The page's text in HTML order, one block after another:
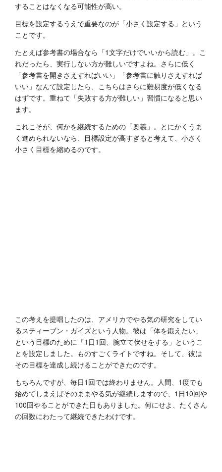
することはなくなる可能性が高い。
目標を設定するうえで重要なのが「小さく設定する」という
ことです。
たとえば参考書の場合なら「1文字だけでいいから読む」。こ
れだったら、実行しない方が難しいですよね。さらに低く
「参考書を開きさえすればいい」「参考書に触りさえすれば
いい」なんて設定したら、こちらはさらに難易度が低くなる
はずです。重ねて「失敗する方が難しい」習慣になると思い
ます。
これこそが、何かを継続するための「奥義」。とにかくうま
く進められないなら、目標設定が高すぎると考えて、小さく
小さく目標を縮めるのです。
この考えを提唱したのは、アメリカでやる気の研究をしてい
るスティーブン・ガイズという人物。彼は「体を鍛えたい」
という目標のために「1日1回、腕立て伏せをする」というこ
とを設定しました。ものすごくライトですね。そして、彼は
その目標を達成し続けることができたのです。
もちろんですが、毎日1回では終わりません。人間、1度でも
始めてしまえばそのままやる気が継続しますので、1日10回や
100回やることができた日もありました。何にせよ、たくさん
の回数にわたって継続できたわけです。